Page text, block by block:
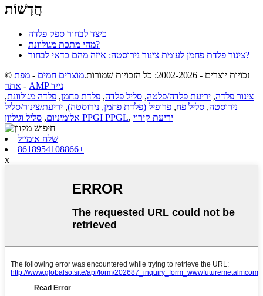
חֲדָשׁוֹת
כיצד לבחור ספק פלדה
מהי מתכת מגולוונת?
צינור פלדת פחמן לעומת צינור נירוסטה: איזה מהם כדאי לבחור?
© זכויות יוצרים - 2002-2026: כל הזכויות שמורות.
מוצרים חמים - מפת
אתר -
AMP נייד
צינור פלדה, יריעת פלדה/פלטה, סליל פלדה, פלדת פחמן, פלדה מגולוונת,
נירוסטה, סליל פח, פרופיל (פלדת פחמן, נירוסטה), יריעת/צינור/סליל
אלומיניום, סליל וגיליון PPGI PPGL, יריעת קירוי
שלח אימייל
8618954108866+
x